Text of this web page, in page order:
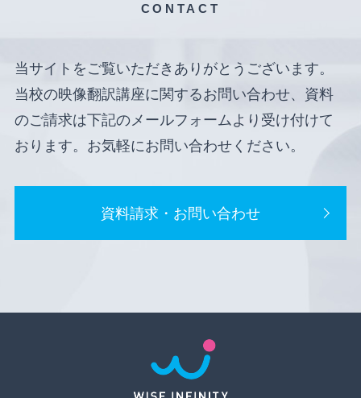
CONTACT
当サイトをご覧いただきありがとうございます。
当校の映像翻訳講座に関するお問い合わせ、資料
のご請求は下記のメールフォームより受け付けて
おります。お気軽にお問い合わせください。
資料請求・お問い合わせ